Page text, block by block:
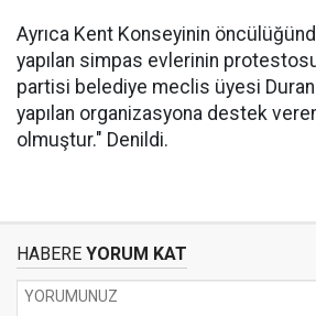
Ayrıca Kent Konseyinin
yapılan simpas evlerinin
partisi belediye meclis üyesi
yapılan organizasyona destek
olmuştur." Denildi.
HABERE YORUM KAT